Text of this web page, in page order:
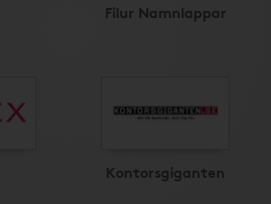
Filur Namnlappar
Kontorsgiganten